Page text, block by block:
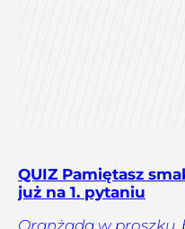
QUIZ Pamiętasz
już na 1. pytaniu